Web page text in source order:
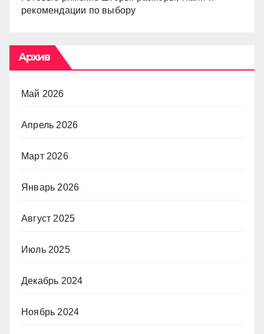
рекомендации по выбору
Архив
Май 2026
Апрель 2026
Март 2026
Январь 2026
Август 2025
Июль 2025
Декабрь 2024
Ноябрь 2024